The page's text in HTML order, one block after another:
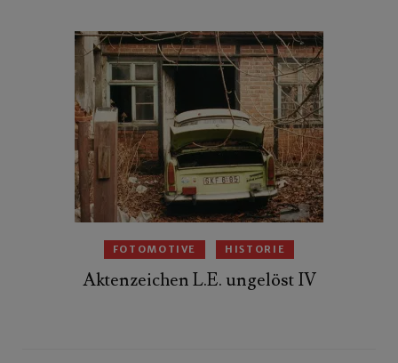
FOTOMOTIVE HISTORIE
Aktenzeichen L.E. ungelöst IV